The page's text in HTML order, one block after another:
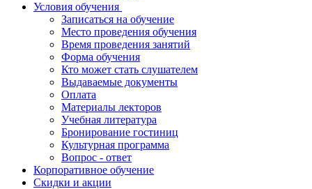
Условия обучения
Записаться на обучение
Место проведения обучения
Время проведения занятий
Форма обучения
Кто может стать слушателем
Выдаваемые документы
Оплата
Материалы лекторов
Учебная литература
Бронирование гостиниц
Культурная программа
Вопрос - ответ
Корпоративное обучение
Скидки и акции